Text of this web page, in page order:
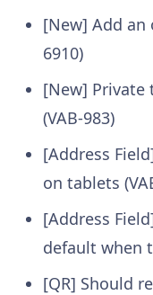
[New] Add an
6910)
[New] Private
(VAB-983)
[Address
on tablets
[Address
default when
[QR] Should